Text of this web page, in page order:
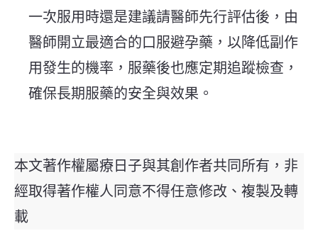
一次服用時還是建議請醫師先行評估後，由
醫師開立最適合的口服避孕藥，以降低副作
用發生的機率，服藥後也應定期追蹤檢查，
確保長期服藥的安全與效果。
本文著作權屬療日子與其創作者共同所有，非
經取得著作權人同意不得任意修改、複製及轉
載